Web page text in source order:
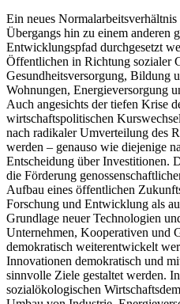
Ein neues
Übergangs hin zu einem anderen
Entwicklungspfad durchgesetzt
Öffentlichen in Richtung sozialer
Gesundheitsversorgung, Bildung
Wohnungen, Energieversorgung
Auch angesichts der tiefen Krise
wirtschaftspolitischen
nach radikaler Umverteilung des
werden – genauso wie diejenige
Entscheidung über Investitionen.
die Förderung
Aufbau eines öffentlichen
Forschung und Entwicklung als
Grundlage neuer Technologien
Unternehmen, Kooperativen und
demokratisch weiterentwickelt
Innovationen demokratisch und
sinnvolle Ziele gestaltet werden.
sozialökologischen